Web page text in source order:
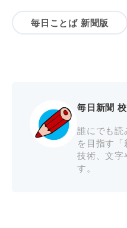
毎日ことば 新聞版
毎日新聞
誰にでも読
を目指す
技術、文字
す。